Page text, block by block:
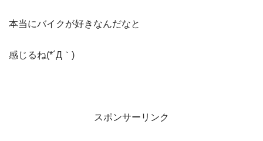
本当にバイクが好きなんだなと
感じるね(*´Д｀)
スポンサーリンク